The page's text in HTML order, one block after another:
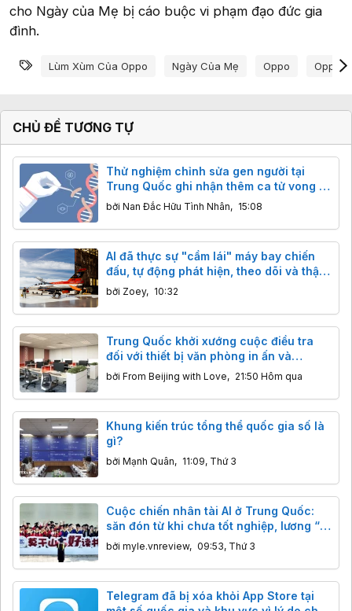
cho Ngày của Mẹ bị cáo buộc vi phạm đạo đức gia
đình.
Từ khóa
Lùm Xùm Của Oppo Ngày Của Mẹ Oppo Oppo
CHỦ ĐỀ TƯƠNG TỰ
Thử nghiệm chỉnh sửa gen người tại
Trung Quốc ghi nhận thêm ca tử vong ở
trẻ em trong vòng 2 tuần
bởi Nan Đắc Hữu Tình Nhân, 15:08
AI đã thực sự "cầm lái" máy bay chiến
đấu, tự động phát hiện, theo dõi và thậm
chí đánh chặn mục tiêu
bởi Zoey, 10:32
Trung Quốc khởi xướng cuộc điều tra
đối với thiết bị văn phòng in ấn và
photocopy nhập khẩu
bởi From Beijing with Love, 21:50 Hôm qua
Khung kiến trúc tổng thể quốc gia số là
gì?
bởi Mạnh Quân, 11:09, Thứ 3
Cuộc chiến nhân tài AI ở Trung Quốc:
săn đón từ khi chưa tốt nghiệp, lương “x”
16 lần
bởi myle.vnreview, 09:53, Thứ 3
Telegram đã bị xóa khỏi App Store tại